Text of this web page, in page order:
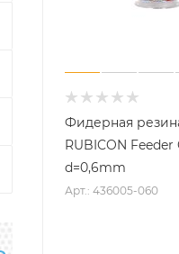
Фидерная
RUBICON
d=0,6mm
Арт.: 436005-060